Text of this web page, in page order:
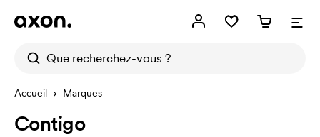
Accueil Marques
Contigo